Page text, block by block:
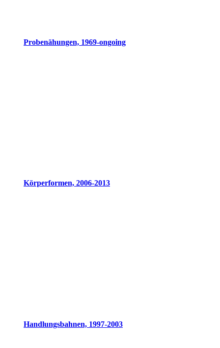
Probenähungen, 1969-ongoing
Körperformen, 2006-2013
Handlungsbahnen, 1997-2003